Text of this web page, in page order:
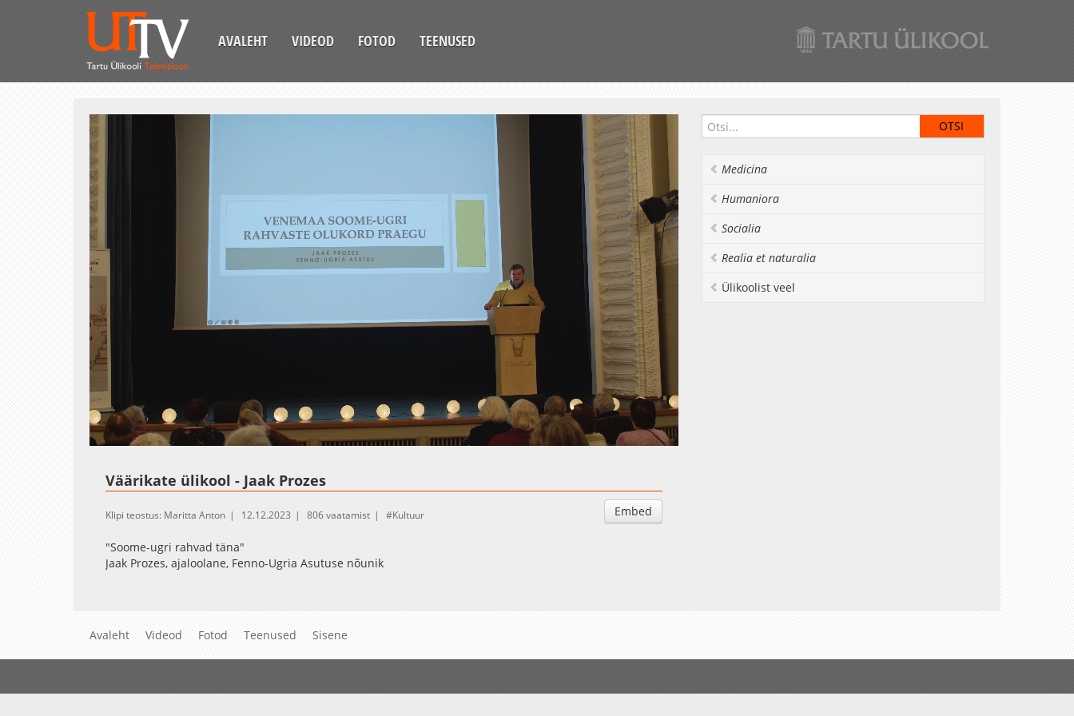
AVALEHT VIDEOD FOTOD TEENUSED
UnmuteLoaded:
0.34%
Esituskiirused
Auto
Väärikate ülikool - Jaak Prozes
Embed
Klipi teostus: Maritta Anton 12.12.2023 806 vaatamist Kultuur
"Soome-ugri rahvad täna"
Jaak Prozes, ajaloolane, Fenno-Ugria Asutuse nõunik
Medicina
Humaniora
Socialia
Realia et naturalia
Ülikoolist veel
Avaleht Videod Fotod Teenused Sisene